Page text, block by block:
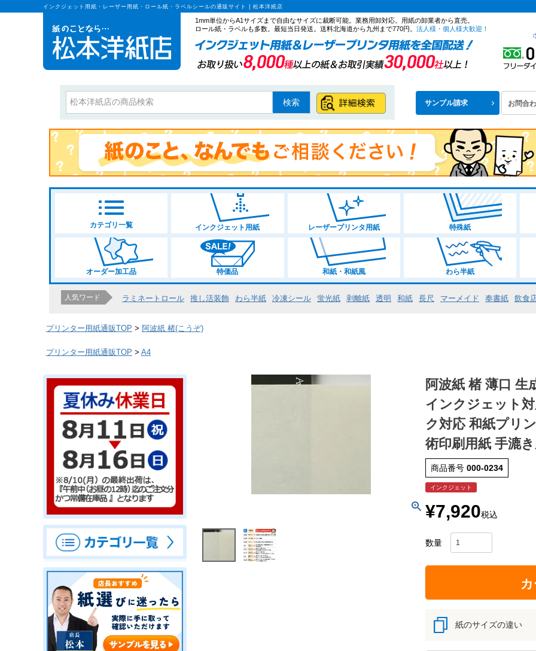
インクジェット用紙・レーザー用紙・ロール紙・ラベルシールの通販サイト | 松本洋紙店
1mm単位からA1サイズまで自由なサイズに裁断可能。業務用卸対応。用紙の卸業者から直売。
ロール紙・ラベルも多数。最短当日発送。送料北海道から九州まで770円。 法人様・個人様大歓迎！
サンプル請求 お問合
検索
カテゴリ一覧 インクジェット用紙 レーザープリンタ用紙 特殊紙
オーダー加工品 特価品 和紙・和紙風 わら半紙
人気ワード ラミネートロール 推し活装飾 わら半紙 冷凍シール 蛍光紙 剥離紙 透明 和紙 長尺 マーメイド 奉書紙 飲食
プリンター用紙通販TOP 阿波紙 楮(こうぞ)
プリンター用紙通販TOP A4
阿波紙 楮 薄口 生
インクジェット
ク対応 和紙プリ
術印刷用紙 手漉
商品番号 000-0234
インクジェット
¥7,920税込
紙のサイズの違い